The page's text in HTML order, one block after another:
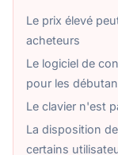
Le prix élevé
acheteurs
Le logiciel de
pour les
Le clavier n'est
La disposition
certains